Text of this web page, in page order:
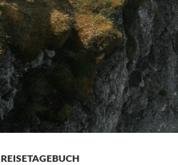
REISETAGEBUCH